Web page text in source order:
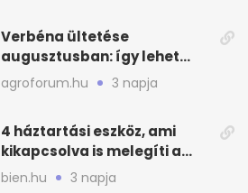
Verbéna ültetése
augusztusban: így lehet
még idén virágos a kert
agroforum.hu 3 napja
4 háztartási eszköz, ami
kikapcsolva is melegíti a
lakást
bien.hu 3 napja